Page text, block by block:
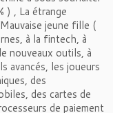
) , La étrange
jeune fille (
à la fintech, à
nouveaux outils, à
avancés, les joueurs
des
des cartes de
de paiement